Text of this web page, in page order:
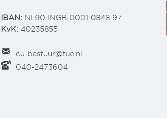
IBAN: NL90 INGB 0001 0848 97
KvK: 40235855
cu-bestuur@tue.nl
040-2473604